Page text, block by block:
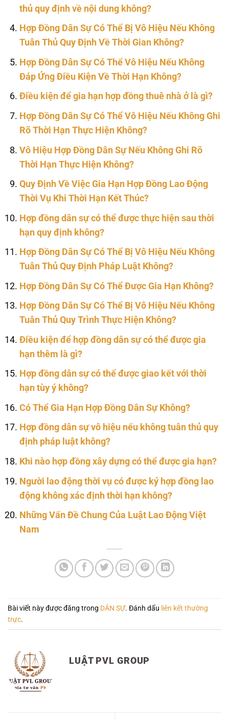
thủ quy định về nội dung không?
Hợp Đồng Dân Sự Có Thể Bị Vô Hiệu Nếu Không
Tuân Thủ Quy Định Về Thời Gian Không?
Hợp Đồng Dân Sự Có Thể Vô Hiệu Nếu Không
Đáp Ứng Điều Kiện Về Thời Hạn Không?
Điều kiện để gia hạn hợp đồng thuê nhà ở là gì?
Hợp Đồng Dân Sự Có Thể Vô Hiệu Nếu Không Ghi
Rõ Thời Hạn Thực Hiện Không?
Vô Hiệu Hợp Đồng Dân Sự Nếu Không Ghi Rõ
Thời Hạn Thực Hiện Không?
Quy Định Về Việc Gia Hạn Hợp Đồng Lao Động
Thời Vụ Khi Thời Hạn Kết Thúc?
Hợp đồng dân sự có thể được thực hiện sau thời
hạn quy định không?
Hợp Đồng Dân Sự Có Thể Bị Vô Hiệu Nếu Không
Tuân Thủ Quy Định Pháp Luật Không?
Hợp Đồng Dân Sự Có Thể Được Gia Hạn Không?
Hợp Đồng Dân Sự Có Thể Bị Vô Hiệu Nếu Không
Tuân Thủ Quy Trình Thực Hiện Không?
Điều kiện để hợp đồng dân sự có thể được gia
hạn thêm là gì?
Hợp đồng dân sự có thể được giao kết với thời
hạn tùy ý không?
Có Thể Gia Hạn Hợp Đồng Dân Sự Không?
Hợp đồng dân sự vô hiệu nếu không tuân thủ quy
định pháp luật không?
Khi nào hợp đồng xây dựng có thể được gia hạn?
Người lao động thời vụ có được ký hợp đồng lao
động không xác định thời hạn không?
Những Vấn Đề Chung Của Luật Lao Động Việt
Nam
Bài viết này được đăng trong DÂN SỰ. Đánh dấu liên kết thường
trực.
LUẬT PVL GROUP